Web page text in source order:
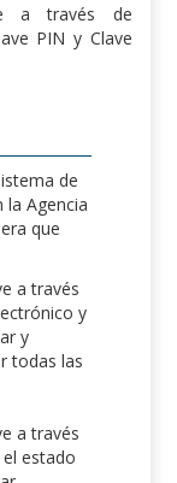
a través de
PIN y Clave
de
Agencia
que
a través
y
y
todas las
a través
estado